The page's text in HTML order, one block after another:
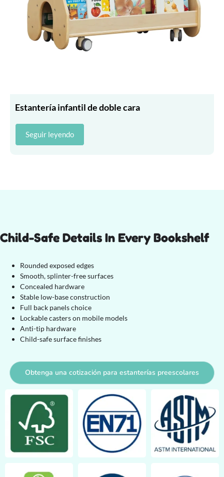
Estantería infantil de doble cara
Seguir leyendo
Child-Safe Details In Every Bookshelf
Rounded exposed edges
Smooth, splinter-free surfaces
Concealed hardware
Stable low-base construction
Full back panels choice
Lockable casters on mobile models
Anti-tip hardware
Child-safe surface finishes
Obtenga una cotización para estanterías preescolares